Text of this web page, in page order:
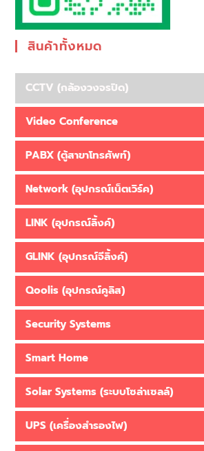
สินค้าทั้งหมด
CCTV (กล้องวงจรปิด)
Video Conference
PABX (ตู้สาขาโทรศัพท์)
Network (อุปกรณ์เน็ตเวิร์ค)
LINK (อุปกรณ์ลิ้งค์)
GLINK (อุปกรณ์จีลิ้งค์)
Qoolis (อุปกรณ์คูลิส)
Security Systems
Smart Home
Solar Systems (ระบบโซล่าเซลล์)
UPS (เครื่องสำรองไฟ)